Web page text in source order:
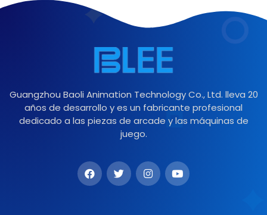
Guangzhou Baoli Animation Technology Co., Ltd. lleva 20
años de desarrollo y es un fabricante profesional
dedicado a las piezas de arcade y las máquinas de
juego.